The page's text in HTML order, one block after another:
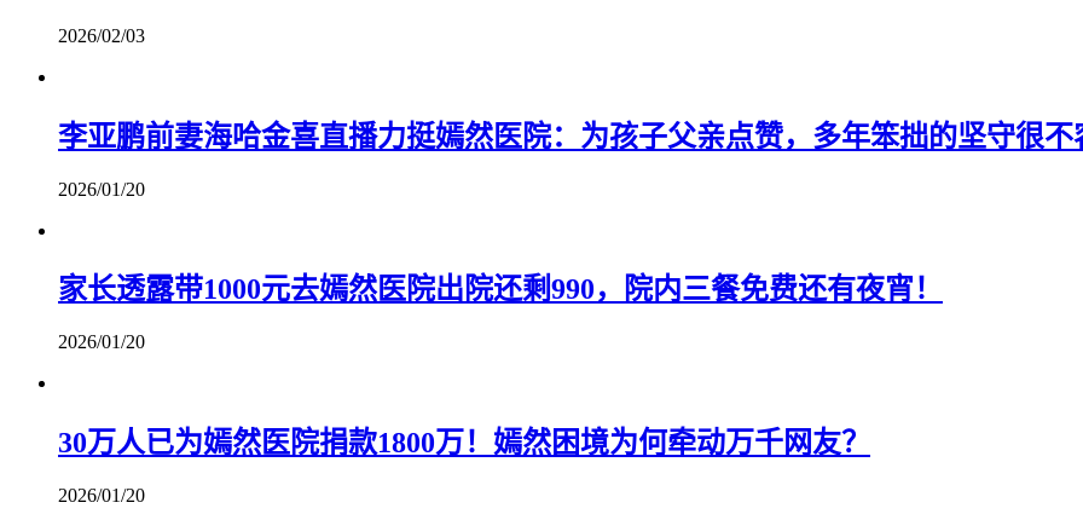
2026/02/03
李亚鹏前妻海哈金喜直播力挺嫣然医院：为孩子父亲点赞，多年笨拙的坚守很不
2026/01/20
家长透露带1000元去嫣然医院出院还剩990，院内三餐免费还有夜宵！
2026/01/20
30万人已为嫣然医院捐款1800万！嫣然困境为何牵动万千网友？
2026/01/20